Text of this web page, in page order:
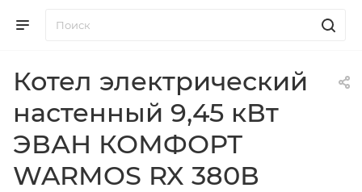
Котел электрический
настенный 9,45 кВт
ЭВАН КОМФОРТ
WARMOS RX 380В